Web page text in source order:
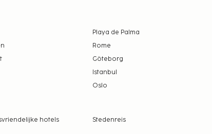
Playa de Palma
Rome
Göteborg
Istanbul
Oslo
hotels
Stedenreis